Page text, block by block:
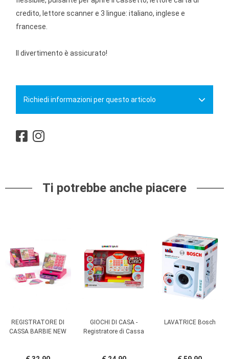
credito, lettore scanner e 3 lingue: italiano, inglese e
francese.
Il divertimento è assicurato!
Richiedi informazioni per questo articolo
Ti potrebbe anche piacere
REGISTRATORE DI
CASSA BARBIE NEW
GIOCHI DI CASA -
Registratore di Cassa
LAVATRICE Bosch